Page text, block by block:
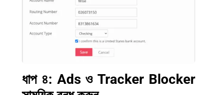
ধাপ ৪: Ads ও Tracker Blocker